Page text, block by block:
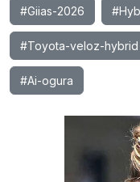
#Giias-2026
#Toyota-veloz-hybrid
#Ai-ogura